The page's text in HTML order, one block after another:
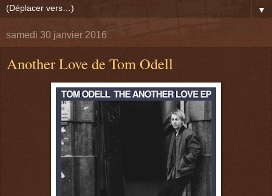
▼
samedi 30 janvier 2016
Another Love de Tom Odell